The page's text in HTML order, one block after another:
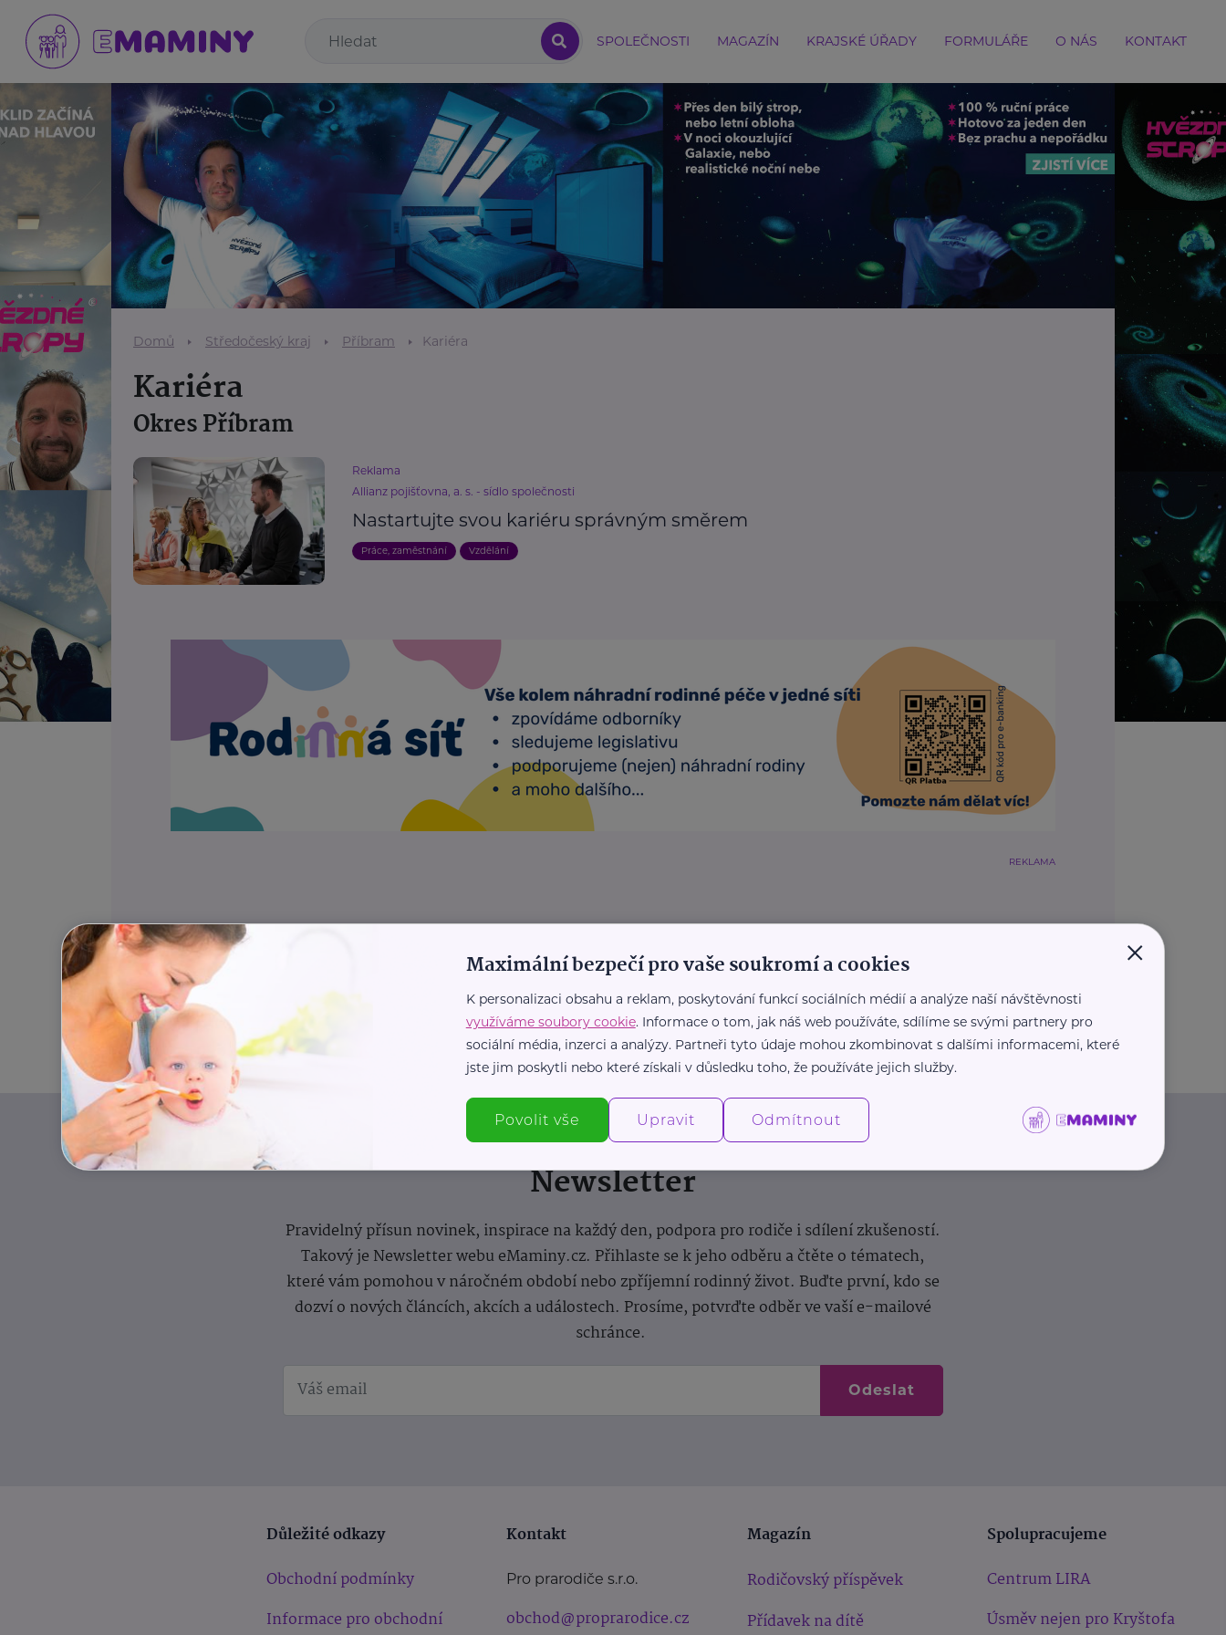
SPOLEČNOSTI MAGAZÍN KRAJSKÉ ÚŘADY FORMULÁŘE O NÁS KONTAKT
Domů Středočeský kraj Příbram Kariéra
Kariéra
Okres Příbram
Reklama
Allianz pojišťovna, a. s. - sídlo společnosti
Nastartujte svou kariéru správným směrem
Práce, zaměstnání Vzdělání
REKLAMA
Newsletter
Pravidelný přísun novinek, inspirace na každý den, podpora pro rodiče i sdílení zkušeností.
Takový je Newsletter webu eMaminy.cz. Přihlaste se k jeho odběru a čtěte o tématech,
které vám pomohou v náročném období nebo zpříjemní rodinný život. Buďte první, kdo se
dozví o nových článcích, akcích a událostech. Prosíme, potvrďte odběr ve vaší e-mailové
schránce.
Odeslat
Důležité odkazy
Obchodní podmínky
Informace pro obchodní
Kontakt
Pro prarodiče s.r.o.
obchod@proprarodice.cz
Magazín
Rodičovský příspěvek
Přídavek na dítě
Spolupracujeme
Centrum LIRA
Úsměv nejen pro Kryštofa
×
Maximální bezpečí pro vaše soukromí a cookies
K personalizaci obsahu a reklam, poskytování funkcí sociálních médií a analýze naší návštěvnosti
využíváme soubory cookie. Informace o tom, jak náš web používáte, sdílíme se svými partnery pro
sociální média, inzerci a analýzy. Partneři tyto údaje mohou zkombinovat s dalšími informacemi, které
jste jim poskytli nebo které získali v důsledku toho, že používáte jejich služby.
Povolit vše Upravit Odmítnout